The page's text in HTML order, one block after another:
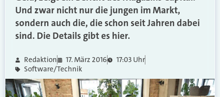
Und zwar nicht nur die jungen im Markt,
sondern auch die, die schon seit Jahren dabei
sind. Die Details gibt es hier.
Redaktion 17. März 2016
17:03 Uhr
Software/Technik